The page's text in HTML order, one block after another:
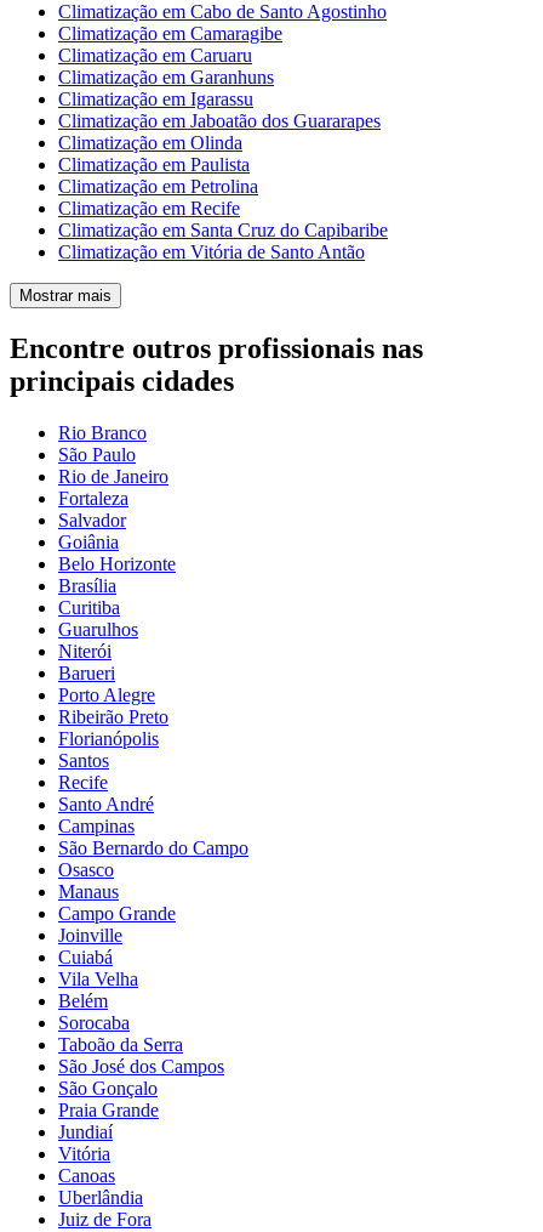
Climatização em Cabo de Santo Agostinho
Climatização em Camaragibe
Climatização em Caruaru
Climatização em Garanhuns
Climatização em Igarassu
Climatização em Jaboatão dos Guararapes
Climatização em Olinda
Climatização em Paulista
Climatização em Petrolina
Climatização em Recife
Climatização em Santa Cruz do Capibaribe
Climatização em Vitória de Santo Antão
Mostrar mais
Encontre outros profissionais nas
principais cidades
Rio Branco
São Paulo
Rio de Janeiro
Fortaleza
Salvador
Goiânia
Belo Horizonte
Brasília
Curitiba
Guarulhos
Niterói
Barueri
Porto Alegre
Ribeirão Preto
Florianópolis
Santos
Recife
Santo André
Campinas
São Bernardo do Campo
Osasco
Manaus
Campo Grande
Joinville
Cuiabá
Vila Velha
Belém
Sorocaba
Taboão da Serra
São José dos Campos
São Gonçalo
Praia Grande
Jundiaí
Vitória
Canoas
Uberlândia
Juiz de Fora